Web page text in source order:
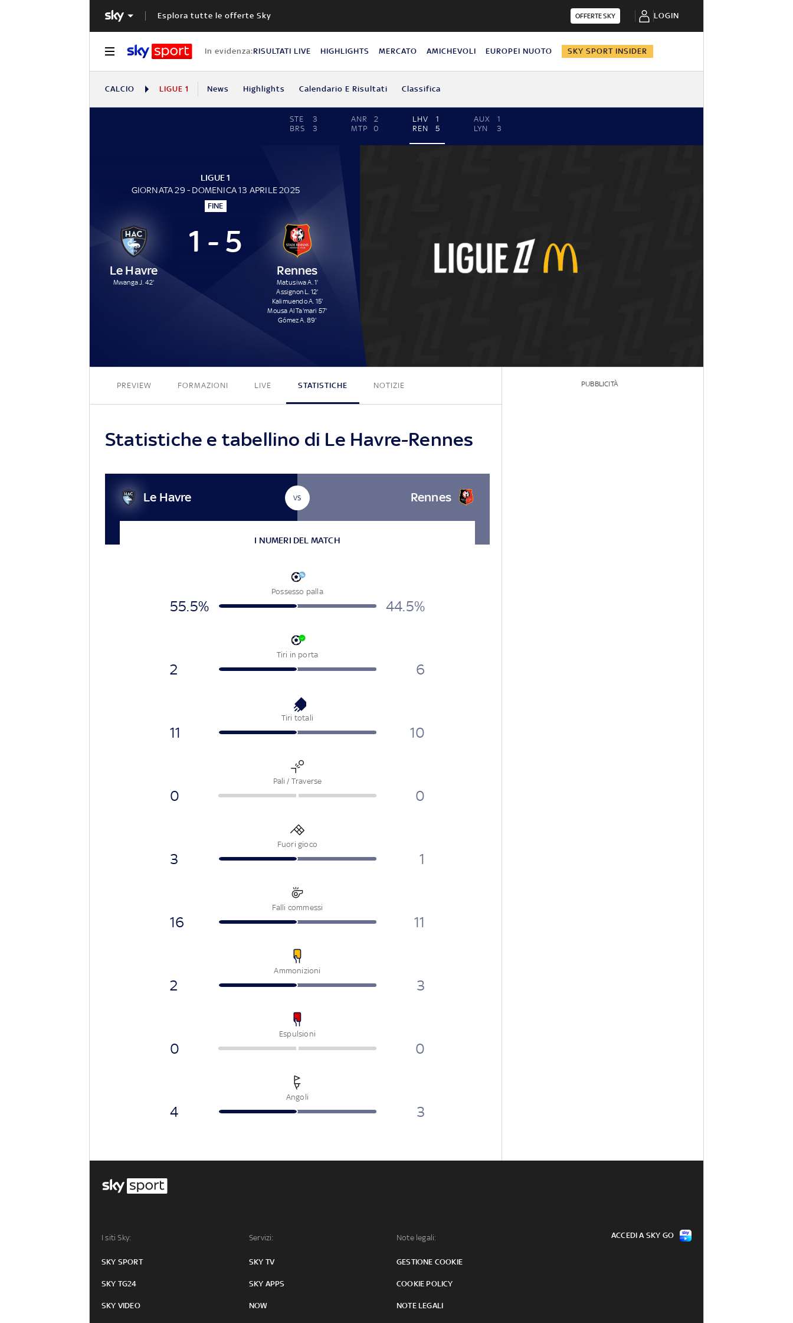
Esplora tutte le offerte Sky OFFERTE SKY LOGIN
In evidenza:RISULTATI LIVE HIGHLIGHTS MERCATO AMICHEVOLI EUROPEI NUOTO SKY SPORT INSIDER
CALCIO LIGUE 1 News Highlights Calendario E Risultati Classifica
STE
3
BRS
3
ANR
2
MTP
0
LHV
1
REN
5
AUX
1
LYN
3
LIGUE 1
GIORNATA 29 - DOMENICA 13 APRILE 2025
FINE
Le Havre
Mwanga J. 42'
1 - 5
Rennes
Matusiwa A. 1'
Assignon L. 12'
Kalimuendo A. 15'
Mousa Al Ta'mari 57'
Gómez A. 89'
PREVIEW FORMAZIONI LIVE STATISTICHE NOTIZIE
Statistiche e tabellino di Le Havre-Rennes
Le Havre VS Rennes
I NUMERI DEL MATCH
Possesso palla
55.5% 44.5%
Tiri in porta
2 6
Tiri totali
11 10
Pali / Traverse
0 0
Fuori gioco
3 1
Falli commessi
16 11
Ammonizioni
2 3
Espulsioni
0 0
Angoli
4 3
PUBBLICITÀ
I siti Sky:
SKY SPORT
SKY TG24
SKY VIDEO
Servizi:
SKY TV
SKY APPS
NOW
Note legali:
GESTIONE COOKIE
COOKIE POLICY
NOTE LEGALI
ACCEDI A SKY GO